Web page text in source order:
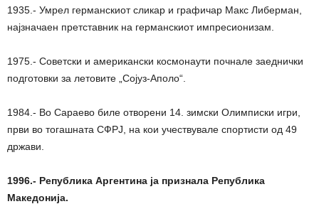
1935.- Умрел германскиот сликар и графичар Макс Либерман,
најзначаен претставник на германскиот импресионизам.
1975.- Советски и американски космонаути почнале заеднички
подготовки за летовите „Сојуз-Аполо“.
1984.- Во Сараево биле отворени 14. зимски Олимписки игри,
први во тогашната СФРЈ, на кои учествувале спортисти од 49
држави.
1996.- Република Аргентина ја признала Република
Македонија.